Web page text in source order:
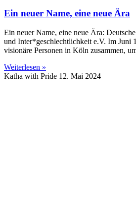
Ein neuer Name, eine neue Ära
Ein neuer Name, eine neue Ära:
und Inter*geschlechtlichkeit e.V. Im Juni
visionäre Personen in Köln zusammen,
Weiterlesen »
Katha with Pride 12. Mai 2024